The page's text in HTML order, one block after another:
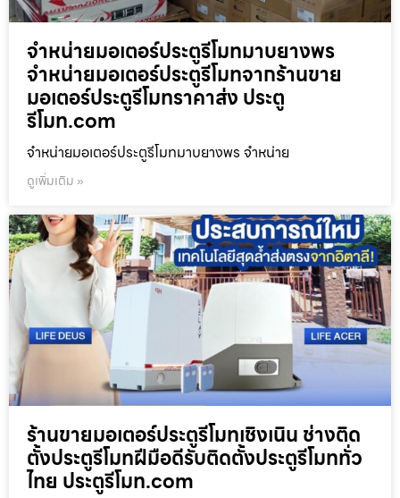
จำหน่ายมอเตอร์ประตูรีโมทมาบยางพร
จำหน่ายมอเตอร์ประตูรีโมทจากร้านขาย
มอเตอร์ประตูรีโมทราคาส่ง ประตู
รีโมท.com
จำหน่ายมอเตอร์ประตูรีโมทมาบยางพร จำหน่าย
ดูเพิ่มเติม »
ร้านขายมอเตอร์ประตูรีโมทเชิงเนิน ช่างติด
ตั้งประตูรีโมทฝีมือดีรับติดตั้งประตูรีโมททั่ว
ไทย ประตูรีโมท.com